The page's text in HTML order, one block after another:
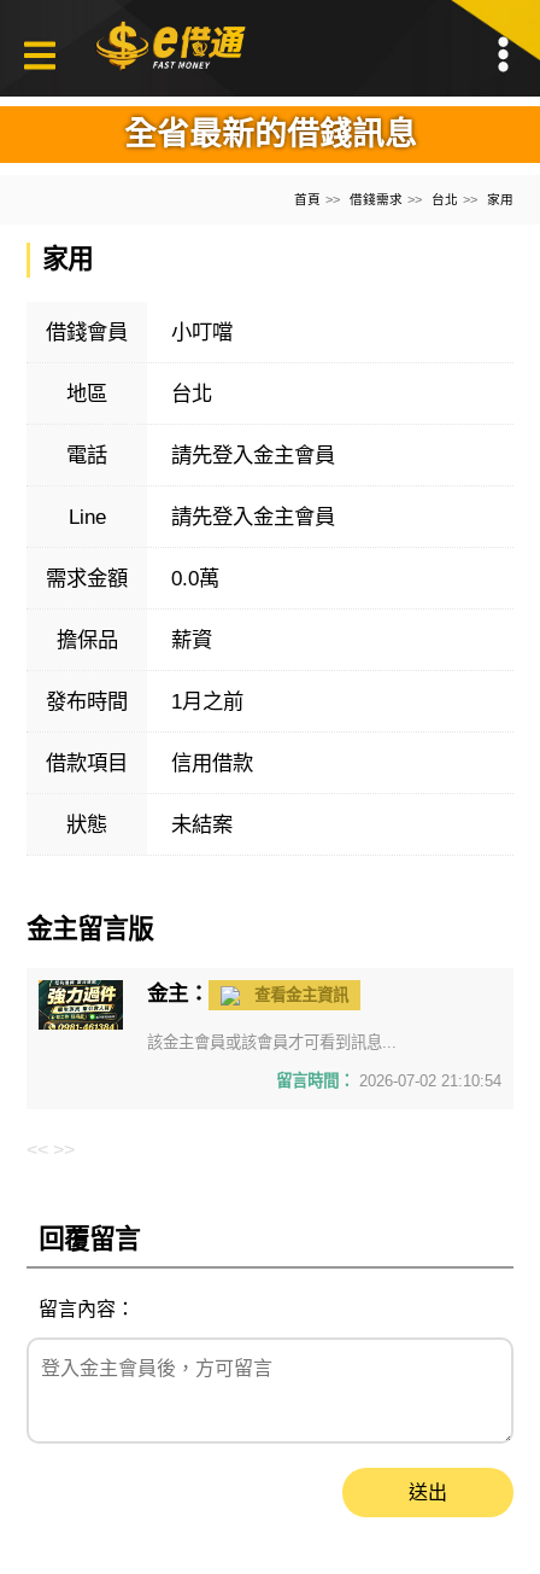
全省最新的借錢訊息
首頁 借錢需求 台北 家用
家用
借錢會員 小叮噹
地區 台北
電話 請先登入金主會員
Line 請先登入金主會員
需求金額 0.0萬
擔保品 薪資
發布時間 1月之前
借款項目 信用借款
狀態 未結案
金主留言版
金主： 查看金主資訊
該金主會員或該會員才可看到訊息...
留言時間： 2026-07-02 21:10:54
<< >>
回覆留言
留言內容：
送出